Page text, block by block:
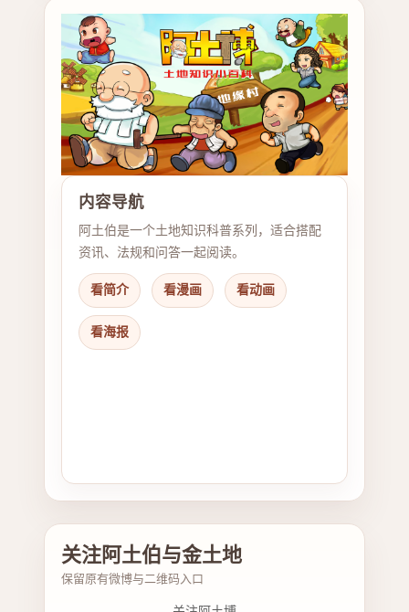
内容导航
阿土伯是一个土地知识科普系列，适合搭配
资讯、法规和问答一起阅读。
看简介 看漫画 看动画
看海报
关注阿土伯与金土地
保留原有微博与二维码入口